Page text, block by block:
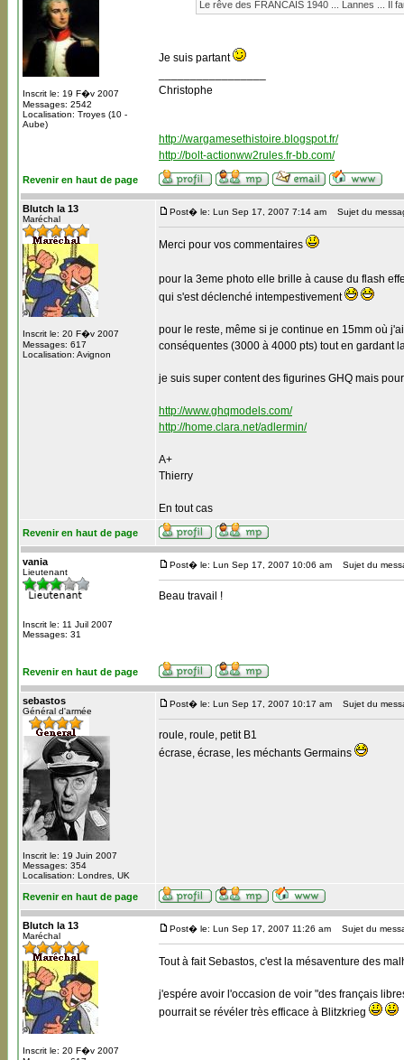
Inscrit le: 19 F�v 2007
Messages: 2542
Localisation: Troyes (10 -
Aube)
Le rêve des FRANCAIS 1940 ... Lannes ... Il
Je suis partant
Christophe
http://wargamesethistoire.blogspot.fr/
http://bolt-actionww2rules.fr-bb.com/
Revenir en haut de page
Blutch la 13
Maréchal
Inscrit le: 20 F�v 2007
Messages: 617
Localisation: Avignon
Post� le: Lun Sep 17, 2007 7:14 am Sujet du
Merci pour vos commentaires
pour la 3eme photo elle brille à cause du flash
qui s'est déclenché intempestivement
pour le reste, même si je continue en 15mm où
conséquentes (3000 à 4000 pts) tout en gardant
je suis super content des figurines GHQ mais
http://www.ghqmodels.com/
http://home.clara.net/adlermin/
A+
Thierry
En tout cas
Revenir en haut de page
vania
Lieutenant
Inscrit le: 11 Juil 2007
Messages: 31
Post� le: Lun Sep 17, 2007 10:06 am Sujet du
Beau travail !
Revenir en haut de page
sebastos
Général d'armée
Inscrit le: 19 Juin 2007
Messages: 354
Localisation: Londres, UK
Post� le: Lun Sep 17, 2007 10:17 am Sujet du
roule, roule, petit B1
écrase, écrase, les méchants Germains
Revenir en haut de page
Blutch la 13
Maréchal
Inscrit le: 20 F�v 2007
Post� le: Lun Sep 17, 2007 11:26 am Sujet du
Tout à fait Sebastos, c'est la mésaventure des
j'espére avoir l'occasion de voir "des français
pourrait se révéler très efficace à Blitzkrieg